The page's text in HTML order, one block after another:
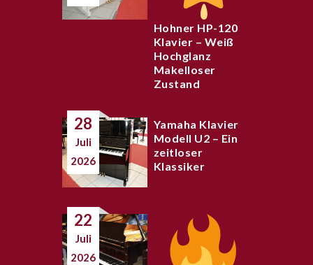
Hohner HP-120
Klavier – Weiß
Hochglanz
Makelloser
Zustand
28
Juli
2026
Yamaha Klavier
Modell U2 – Ein
zeitloser
Klassiker
22
Juli
2026